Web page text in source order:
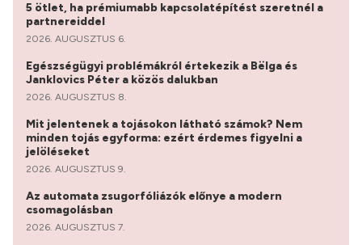
5 ötlet, ha prémiumabb kapcsolatépítést szeretnél a
partnereiddel
2026. AUGUSZTUS 6.
Egészségügyi problémákról értekezik a Bëlga és
Janklovics Péter a közös dalukban
2026. AUGUSZTUS 8.
Mit jelentenek a tojásokon látható számok? Nem
minden tojás egyforma: ezért érdemes figyelni a
jelöléseket
2026. AUGUSZTUS 9.
Az automata zsugorfóliázók előnye a modern
csomagolásban
2026. AUGUSZTUS 7.